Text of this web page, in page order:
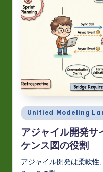
L
a
s
t
in
A
&
Posted
in
Unified Modeling
アジャイル開発
ケンス図の役割
アジャイル開発は柔軟性